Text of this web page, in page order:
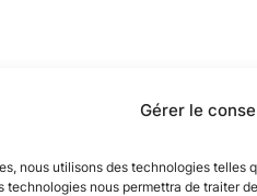
Gérer le
nous utilisons des technologies
technologies nous permettra de traiter